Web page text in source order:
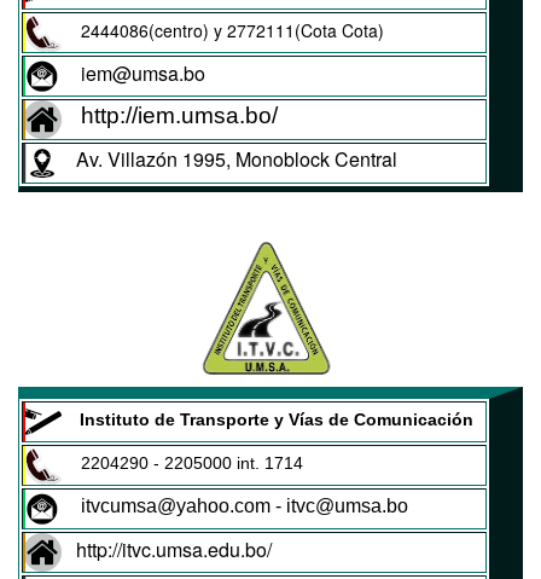
2444086(centro) y 2772111(Cota Cota)
iem@umsa.bo
http://iem.umsa.bo/
Av. Villazón 1995, Monoblock Central
Instituto de Transporte y Vías de Comunicación
2204290 - 2205000 int. 1714
itvcumsa@yahoo.com - itvc@umsa.bo
http://itvc.umsa.edu.bo/